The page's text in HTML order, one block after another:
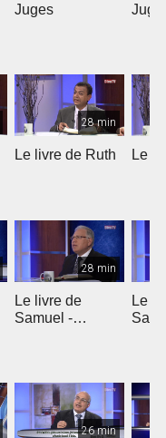
Juges
28 min
Le livre de Ruth Le
28 min
Le livre de
Samuel -
Le
26 min